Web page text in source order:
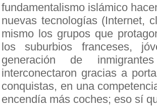
fundamentalismo islámico
nuevas tecnologías (Internet,
mismo los grupos que
los suburbios franceses,
generación de
interconectaron gracias a
conquistas, en una
encendía más coches; eso sí